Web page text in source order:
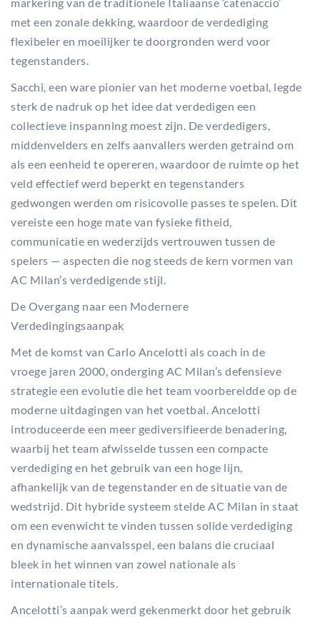
met een zonale dekking, waardoor de verdediging
flexibeler en moeilijker te doorgronden werd voor
tegenstanders.
Sacchi, een ware pionier van het moderne voetbal, legde
sterk de nadruk op het idee dat verdedigen een
collectieve inspanning moest zijn. De verdedigers,
middenvelders en zelfs aanvallers werden getraind om
als een eenheid te opereren, waardoor de ruimte op het
veld effectief werd beperkt en tegenstanders
gedwongen werden om risicovolle passes te spelen. Dit
vereiste een hoge mate van fysieke fitheid,
communicatie en wederzijds vertrouwen tussen de
spelers — aspecten die nog steeds de kern vormen van
AC Milan’s verdedigende stijl.
De Overgang naar een Modernere
Verdedingingsaanpak
Met de komst van Carlo Ancelotti als coach in de
vroege jaren 2000, onderging AC Milan’s defensieve
strategie een evolutie die het team voorbereidde op de
moderne uitdagingen van het voetbal. Ancelotti
introduceerde een meer gediversifieerde benadering,
waarbij het team afwisselde tussen een compacte
verdediging en het gebruik van een hoge lijn,
afhankelijk van de tegenstander en de situatie van de
wedstrijd. Dit hybride systeem stelde AC Milan in staat
om een evenwicht te vinden tussen solide verdediging
en dynamische aanvalsspel, een balans die cruciaal
bleek in het winnen van zowel nationale als
internationale titels.
Ancelotti’s aanpak werd gekenmerkt door het gebruik